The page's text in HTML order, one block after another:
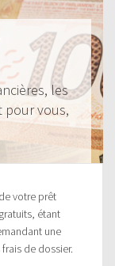
les
pour vous,
votre prêt
étant
une
de dossier.